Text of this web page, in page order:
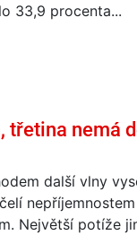
33,9 procenta...
třetina nemá
další vlny
Největší potíže